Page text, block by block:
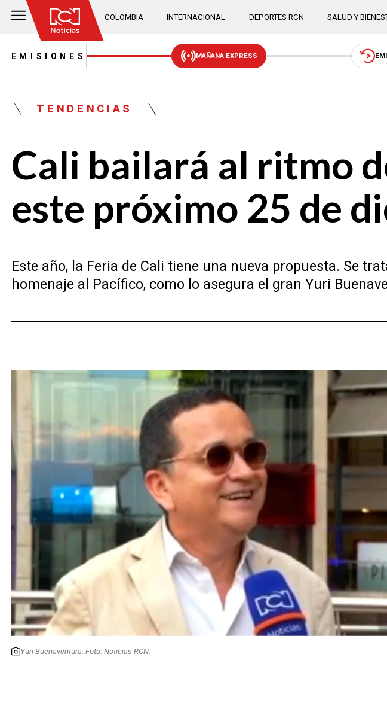
COLOMBIA INTERNACIONAL DEPORTES RCN SALUD Y
EMISIONES MAÑANA EXPRESS
TENDENCIAS
Cali bailará al ritmo
este próximo 25 de
Este año, la Feria de Cali tiene una nueva propuesta. Se
homenaje al Pacífico, como lo asegura el gran Yuri
Yuri Buenaventura. Foto: Noticias RCN.